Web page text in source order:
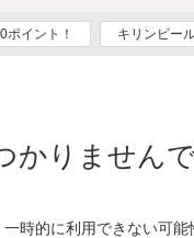
ポイント！ キリンビー
りませんで
時的に利用できない可能